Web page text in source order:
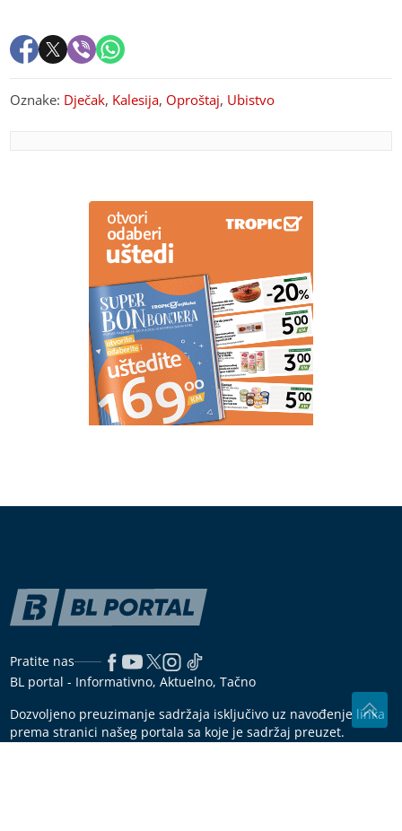
Oznake: Dječak, Kalesija, Oproštaj, Ubistvo
Vodite računa o svom zdravlju: Doktor otkrio koje
namirnice obavezno treba jesti za zdravo srce